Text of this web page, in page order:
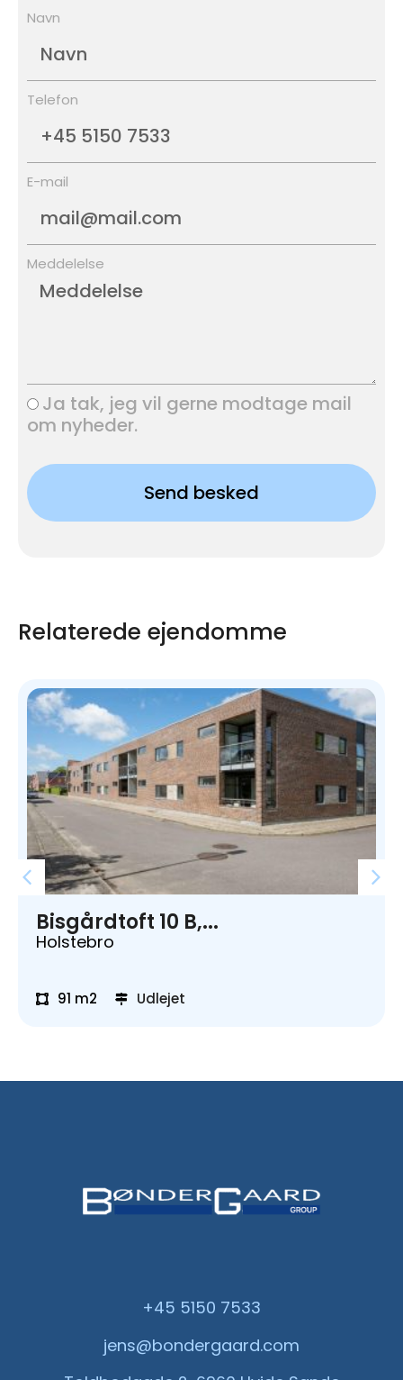
Navn
Telefon
E-mail
Meddelelse
Ja tak, jeg vil gerne modtage mail
om nyheder.
Send besked
Relaterede ejendomme
Bisgårdtoft 10 B,...
Holstebro
91 m2 Udlejet
+45 5150 7533
jens@bondergaard.com